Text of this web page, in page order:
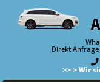
Direkt
>> > Wir